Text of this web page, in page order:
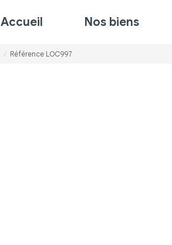
Accueil Nos biens
Référence LOC997